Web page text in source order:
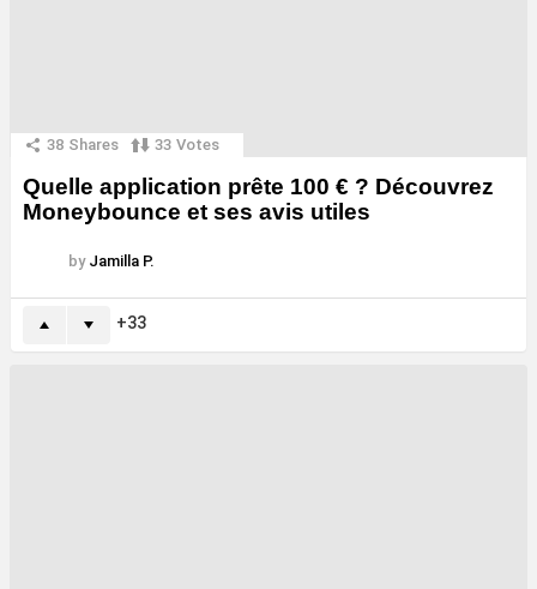
38 Shares 33 Votes
Quelle application prête 100 € ? Découvrez
Moneybounce et ses avis utiles
by Jamilla P.
33